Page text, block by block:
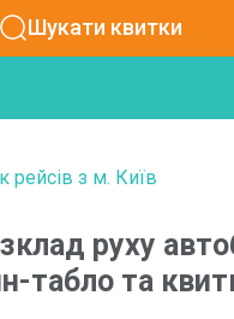
Шукати квитки
рейсів з м. Київ
руху
табло та